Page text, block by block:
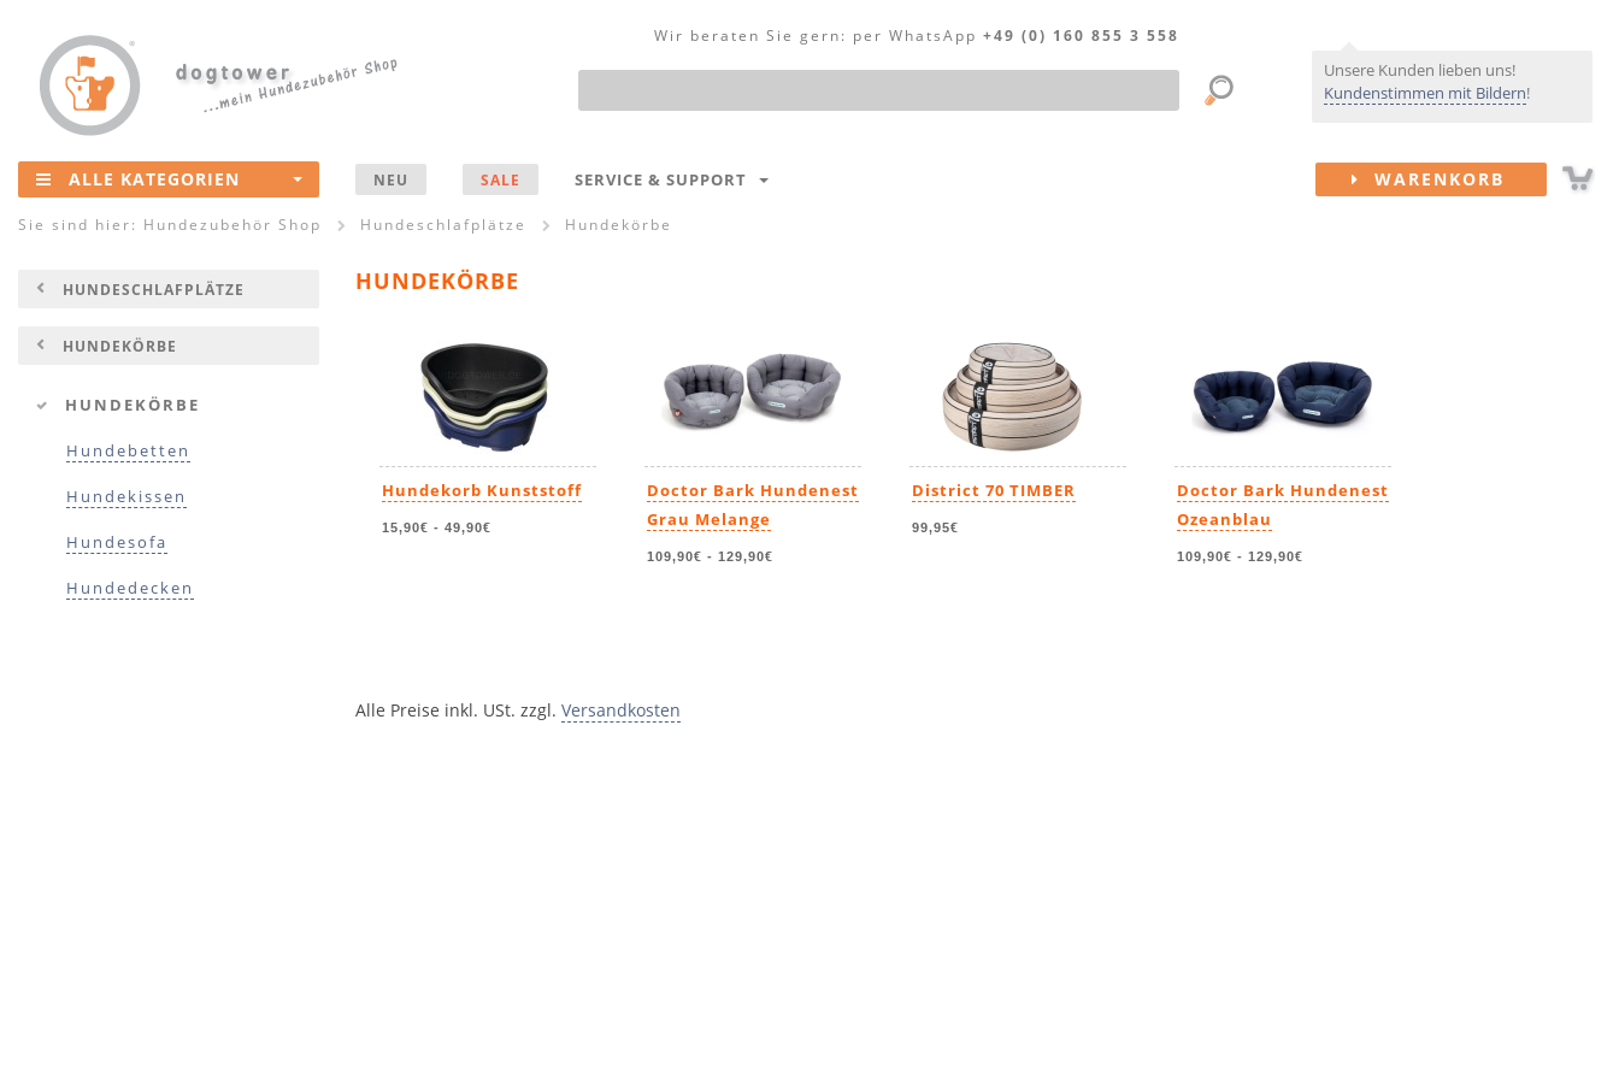
Unsere Kunden lieben uns!
Kundenstimmen mit Bildern!
Wir beraten Sie gern: per WhatsApp +49 (0) 160 855 3 558
Produktsuche
ALLE KATEGORIEN NEU SALE SERVICE & SUPPORT WARENKORB
Sie sind hier: Hundezubehör Shop Hundeschlafplätze Hundekörbe
HUNDESCHLAFPLÄTZE
HUNDEKÖRBE
HUNDEKÖRBE
Hundebetten
Hundekissen
Hundesofa
Hundedecken
HUNDEKÖRBE
Hundekorb Kunststoff
15,90€ - 49,90€
Doctor Bark Hundenest
Grau Melange
109,90€ - 129,90€
District 70 TIMBER
99,95€
Doctor Bark Hundenest
Ozeanblau
109,90€ - 129,90€
Alle Preise inkl. USt. zzgl. Versandkosten